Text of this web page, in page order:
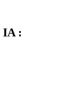
IA :